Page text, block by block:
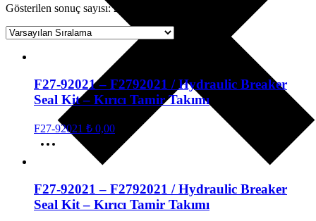
Gösterilen sonuç sayısı: 2
F27-92021 – F2792021 / Hydraulic Breaker
Seal Kit – Kırıcı Tamir Takımı
F27-92021 ₺ 0,00
F27-92021 – F2792021 / Hydraulic Breaker
Seal Kit – Kırıcı Tamir Takımı